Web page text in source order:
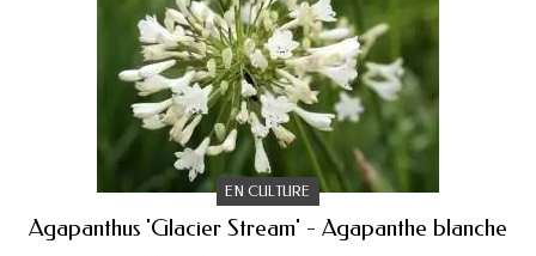
EN CULTURE
Agapanthus 'Glacier Stream' - Agapanthe blanche